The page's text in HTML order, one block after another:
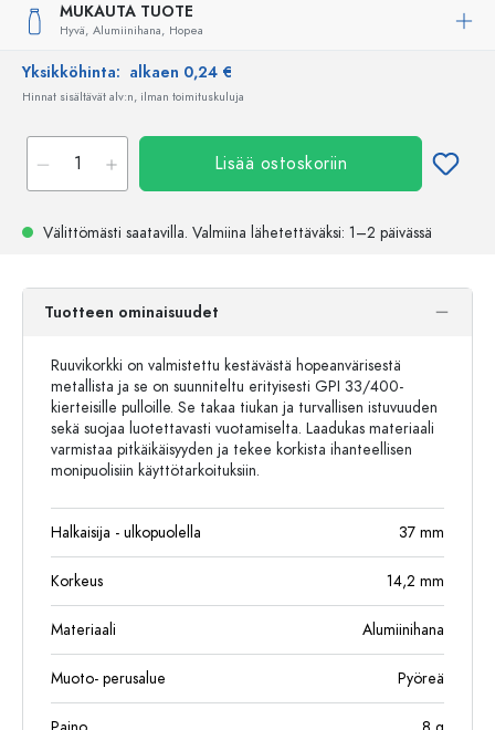
MUKAUTA TUOTE
Hyvä, Alumiinihana, Hopea
Yksikköhinta: alkaen 0,24 €
Hinnat sisältävät alv:n, ilman toimituskuluja
Lisää ostoskoriin
Välittömästi saatavilla. Valmiina lähetettäväksi: 1–2 päivässä
Tuotteen ominaisuudet
Ruuvikorkki on valmistettu kestävästä hopeanvärisestä
metallista ja se on suunniteltu erityisesti GPI 33/400-
kierteisille pulloille. Se takaa tiukan ja turvallisen istuvuuden
sekä suojaa luotettavasti vuotamiselta. Laadukas materiaali
varmistaa pitkäikäisyyden ja tekee korkista ihanteellisen
monipuolisiin käyttötarkoituksiin.
Halkaisija - ulkopuolella 37 mm
Korkeus 14,2 mm
Materiaali Alumiinihana
Muoto- perusalue Pyöreä